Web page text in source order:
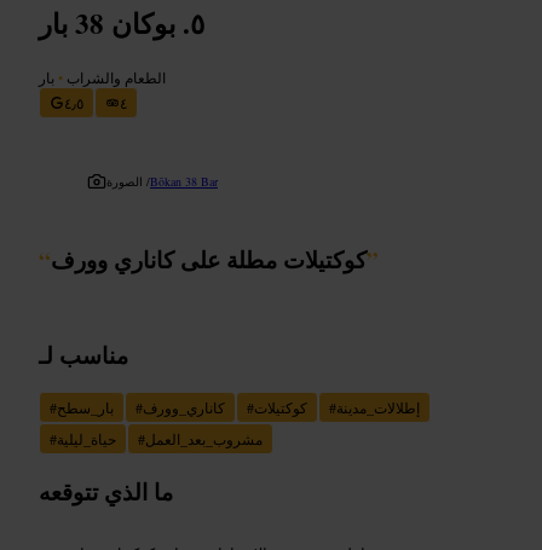
بوكان 38 بار
الطعام والشراب • بار
٤٫٥
٤
الصورة /Bōkan 38 Bar
“كوكتيلات مطلة على كاناري وورف”
مناسب لـ
#بار_سطح #كاناري_وورف #كوكتيلات #إطلالات_مدينة
#حياة_ليلية #مشروب_بعد_العمل
ما الذي تتوقعه